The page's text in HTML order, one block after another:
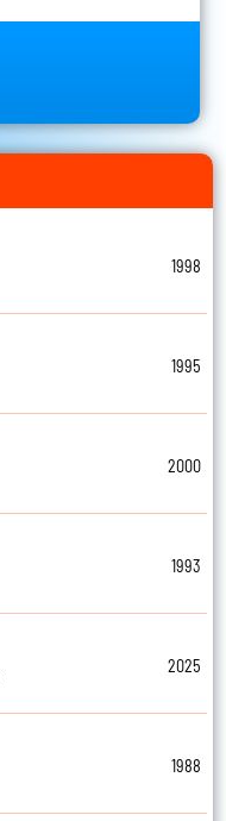
1998
1995
2000
1993
2025
1988